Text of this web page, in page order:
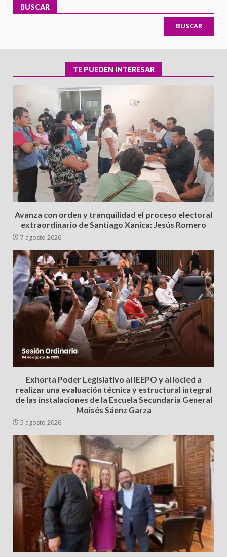
BUSCAR
BUSCAR
TE PUEDEN INTERESAR
Avanza con orden y tranquilidad el proceso electoral
extraordinario de Santiago Xanica: Jesús Romero
7 agosto 2026
Exhorta Poder Legislativo al IEEPO y al Iocied a
realizar una evaluación técnica y estructural integral
de las instalaciones de la Escuela Secundaria General
Moisés Sáenz Garza
5 agosto 2026